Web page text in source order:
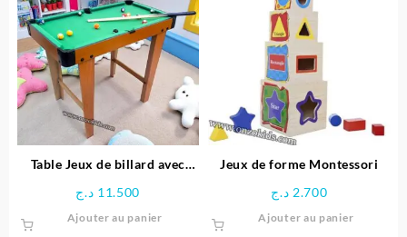
variations.
Les
options
peuvent
être
choisies
sur
la
page
Table Jeux de billard avec
11.500 د.ج
Ajouter au panier
Jeux de forme Montessori
2.700 د.ج
Ajouter au panier